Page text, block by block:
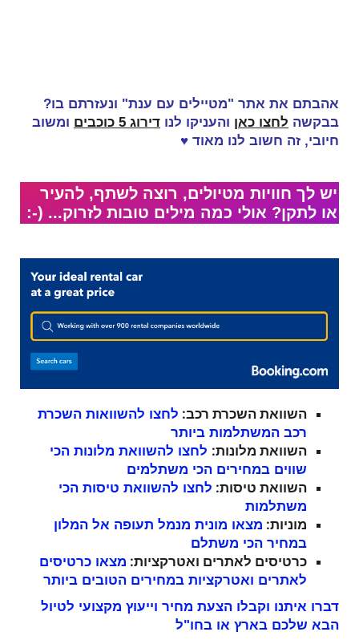
אהבתם את אתר "מטיילים עם ענת" ונעזרתם בו?
בבקשה לחצו כאן והעניקו לנו דירוג 5 כוכבים
ומשוב
חיובי, זה חשוב לנו מאוד ♥
יש לך חוויות מטיולים, רוצה לשתף, להעיר
או לתקן? אולי כמה מילים טובות לזרוק... (-:
השוואת השכרת רכב: לחצו להשוואות השכרת
רכב המשתלמות ביותר
השוואת מלונות: לחצו להשוואת מלונות הכי
שווים במחירים הכי משתלמים
השוואת טיסות: לחצו להשוואת טיסות הכי
משתלמות
מוניות: מצאו מונית מנמל תעופה אל המלון
במחיר הכי משתלם
כרטיסים לאתרים ואטרקציות: מצאו כרטיסים
לאתרים ואטרקציות במחירים הטובים ביותר
דברו איתנו וקבלו הצעת מחיר וייעוץ מקצועי לטיול
הבא שלכם בארץ או בחו"ל